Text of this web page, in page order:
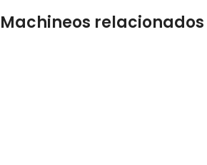
Machineos relacionados